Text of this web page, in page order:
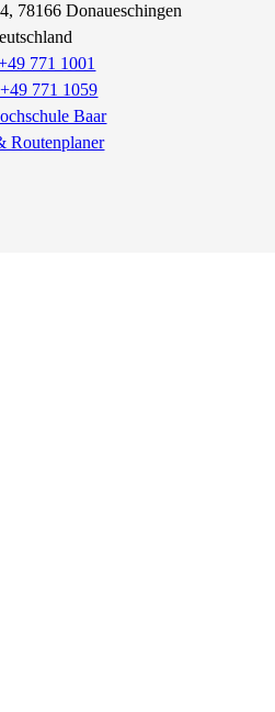
, 78166Donaueschingen
771 1001
771 1059
Baar
Routenplaner